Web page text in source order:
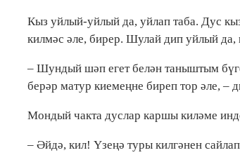
Кыз уйлый-уйлый да, уйлап таба. Дус
килмәс әле, бирер. Шулай дип уйлый да,
– Шундый шәп егет белән таныштым
берәр матур киемеңне биреп тор әле, –
Мондый чакта дуслар каршы киләме
– Әйдә, кил! Үзеңә туры килгәнен